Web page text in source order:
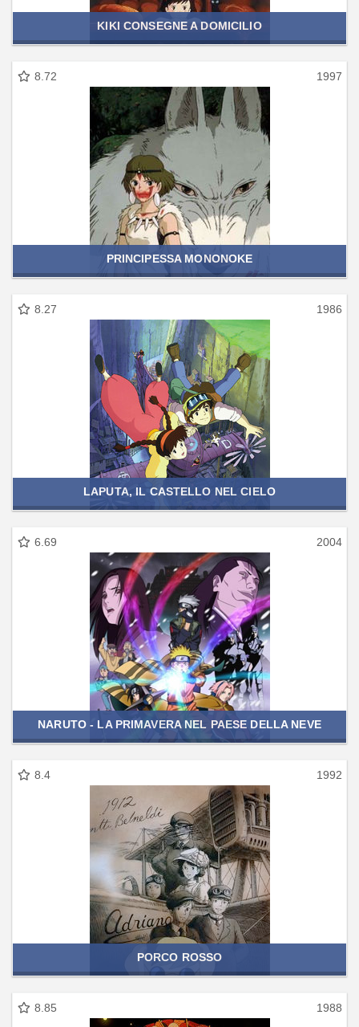
KIKI CONSEGNE A DOMICILIO
8.72 1997
PRINCIPESSA MONONOKE
8.27 1986
LAPUTA, IL CASTELLO NEL CIELO
6.69 2004
NARUTO - LA PRIMAVERA NEL PAESE DELLA NEVE
8.4 1992
PORCO ROSSO
8.85 1988